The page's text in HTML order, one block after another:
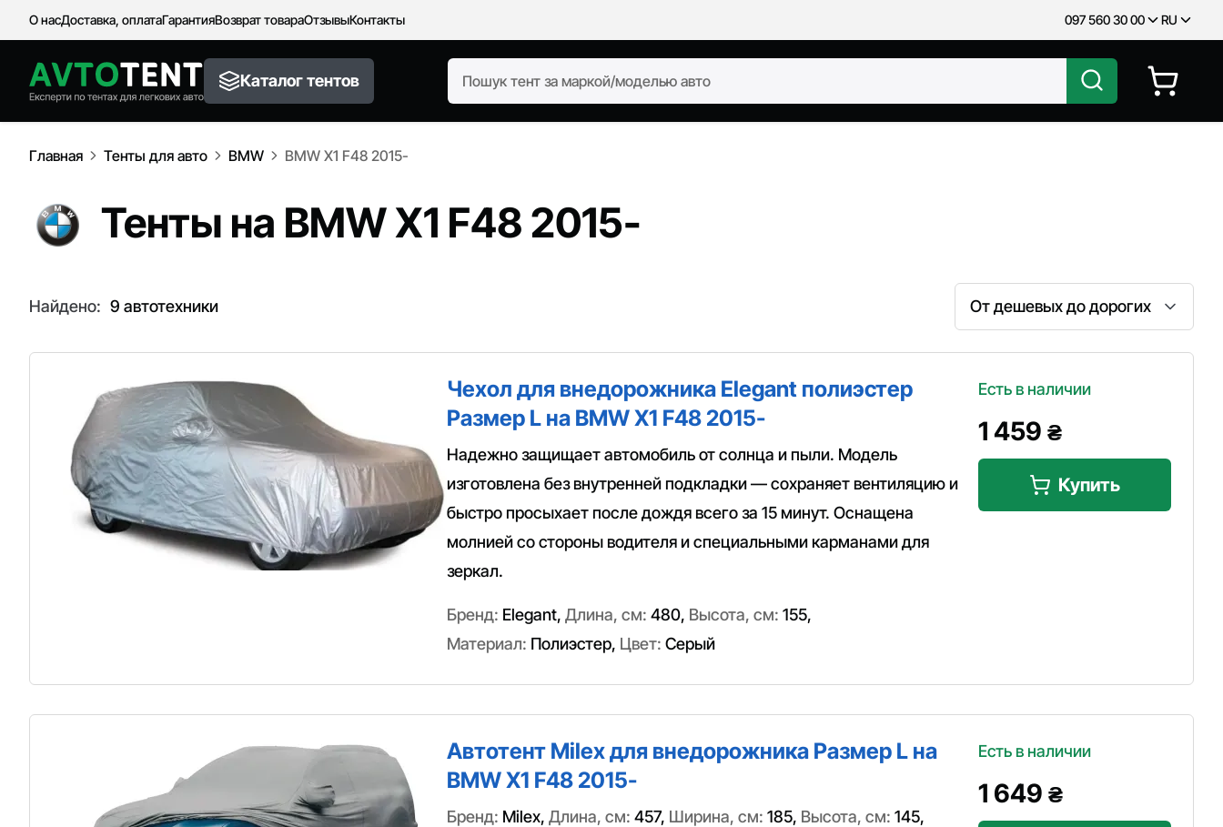
О насДоставка, оплатаГарантияВозврат товараОтзывыКонтакты 097 560 30 00 RU
Каталог тентов
Главная Тенты для авто BMW BMW X1 F48 2015-
Тенты на BMW X1 F48 2015-
Найдено: 9 автотехники
Сортировка
Чехол для внедорожника Elegant полиэстер
Размер L на BMW X1 F48 2015-
Надежно защищает автомобиль от солнца и пыли. Модель
изготовлена без внутренней подкладки — сохраняет вентиляцию и
быстро просыхает после дождя всего за 15 минут. Оснащена
молнией со стороны водителя и специальными карманами для
зеркал.
Бренд: Elegant, Длина, см: 480, Высота, см: 155,
Материал: Полиэстер, Цвет: Серый
Есть в наличии
1 459 ₴
Купить
Автотент Milex для внедорожника Размер L на
BMW X1 F48 2015-
Бренд: Milex, Длина, см: 457, Ширина, см: 185, Высота, см: 145,
Есть в наличии
1 649 ₴